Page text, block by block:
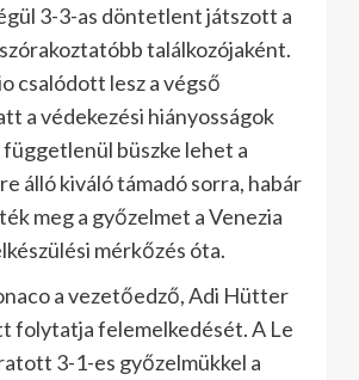
3-3-as döntetlent játszott a
találkozójaként.
csalódott lesz a végső
a védekezési hiányosságok
büszke lehet a
álló kiváló támadó sorra, habár
meg a győzelmet a Venezia
mérkőzés óta.
a vezetőedző, Adi Hütter
folytatja felemelkedését. A Le
3-1-es győzelmükkel a